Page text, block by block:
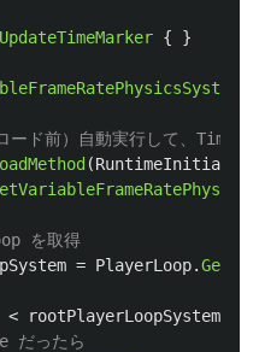
{ }
ード前）自動実行して、
(
を取得
= PlayerLoop.
< rootPlayerLoopSystem
だったら